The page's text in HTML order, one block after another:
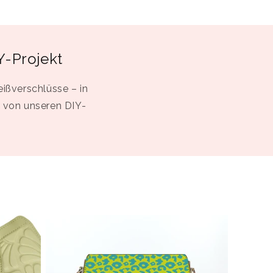
Projekt
– in
unseren DIY-